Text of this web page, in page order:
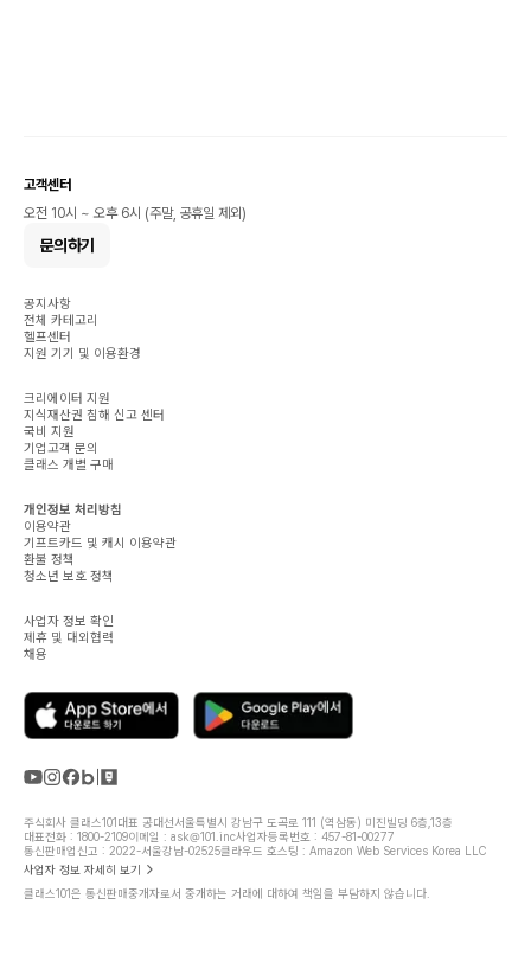
고객센터
오전 10시 ~ 오후 6시 (주말, 공휴일 제외)
문의하기
공지사항
전체 카테고리
헬프센터
지원 기기 및 이용환경
크리에이터 지원
지식재산권 침해 신고 센터
국비 지원
기업고객 문의
클래스 개별 구매
개인정보 처리방침
이용약관
기프트카드 및 캐시 이용약관
환불 정책
청소년 보호 정책
사업자 정보 확인
제휴 및 대외협력
채용
주식회사 클래스101대표 공대선서울특별시 강남구 도곡로 111 (역삼동) 미진빌딩 6층,13층
대표전화 : 1800-2109이메일 : ask@101.inc사업자등록번호 : 457-81-00277
통신판매업신고 : 2022-서울강남-02525클라우드 호스팅 : Amazon Web Services Korea LLC
사업자 정보 자세히 보기
클래스101은 통신판매중개자로서 중개하는 거래에 대하여 책임을 부담하지 않습니다.